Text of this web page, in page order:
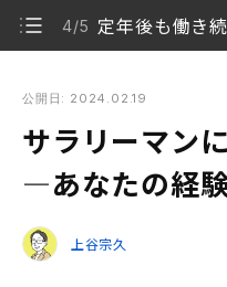
4/5
に
1/5 サラリーマンに副業
リスクを最小限に抑
3/5 副業が担う、2つの役
公開日: 2024.02.19
サラリーマン
—あなたの経
上谷宗久